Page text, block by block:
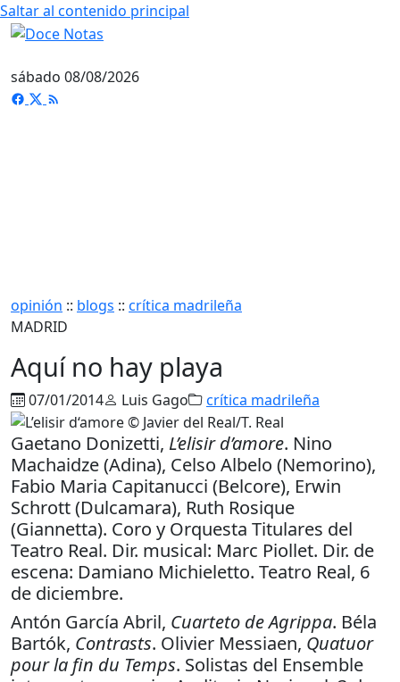
Saltar al contenido principal
sábado 08/08/2026
opinión :: blogs :: crítica madrileña
MADRID
Aquí no hay playa
07/01/2014 Luis Gago crítica madrileña
Gaetano Donizetti, L’elisir d’amore. Nino
Machaidze (Adina), Celso Albelo (Nemorino),
Fabio Maria Capitanucci (Belcore), Erwin
Schrott (Dulcamara), Ruth Rosique
(Giannetta). Coro y Orquesta Titulares del
Teatro Real. Dir. musical: Marc Piollet. Dir. de
escena: Damiano Michieletto. Teatro Real, 6
de diciembre.
Antón García Abril, Cuarteto de Agrippa. Béla
Bartók, Contrasts. Olivier Messiaen, Quatuor
pour la fin du Temps. Solistas del Ensemble